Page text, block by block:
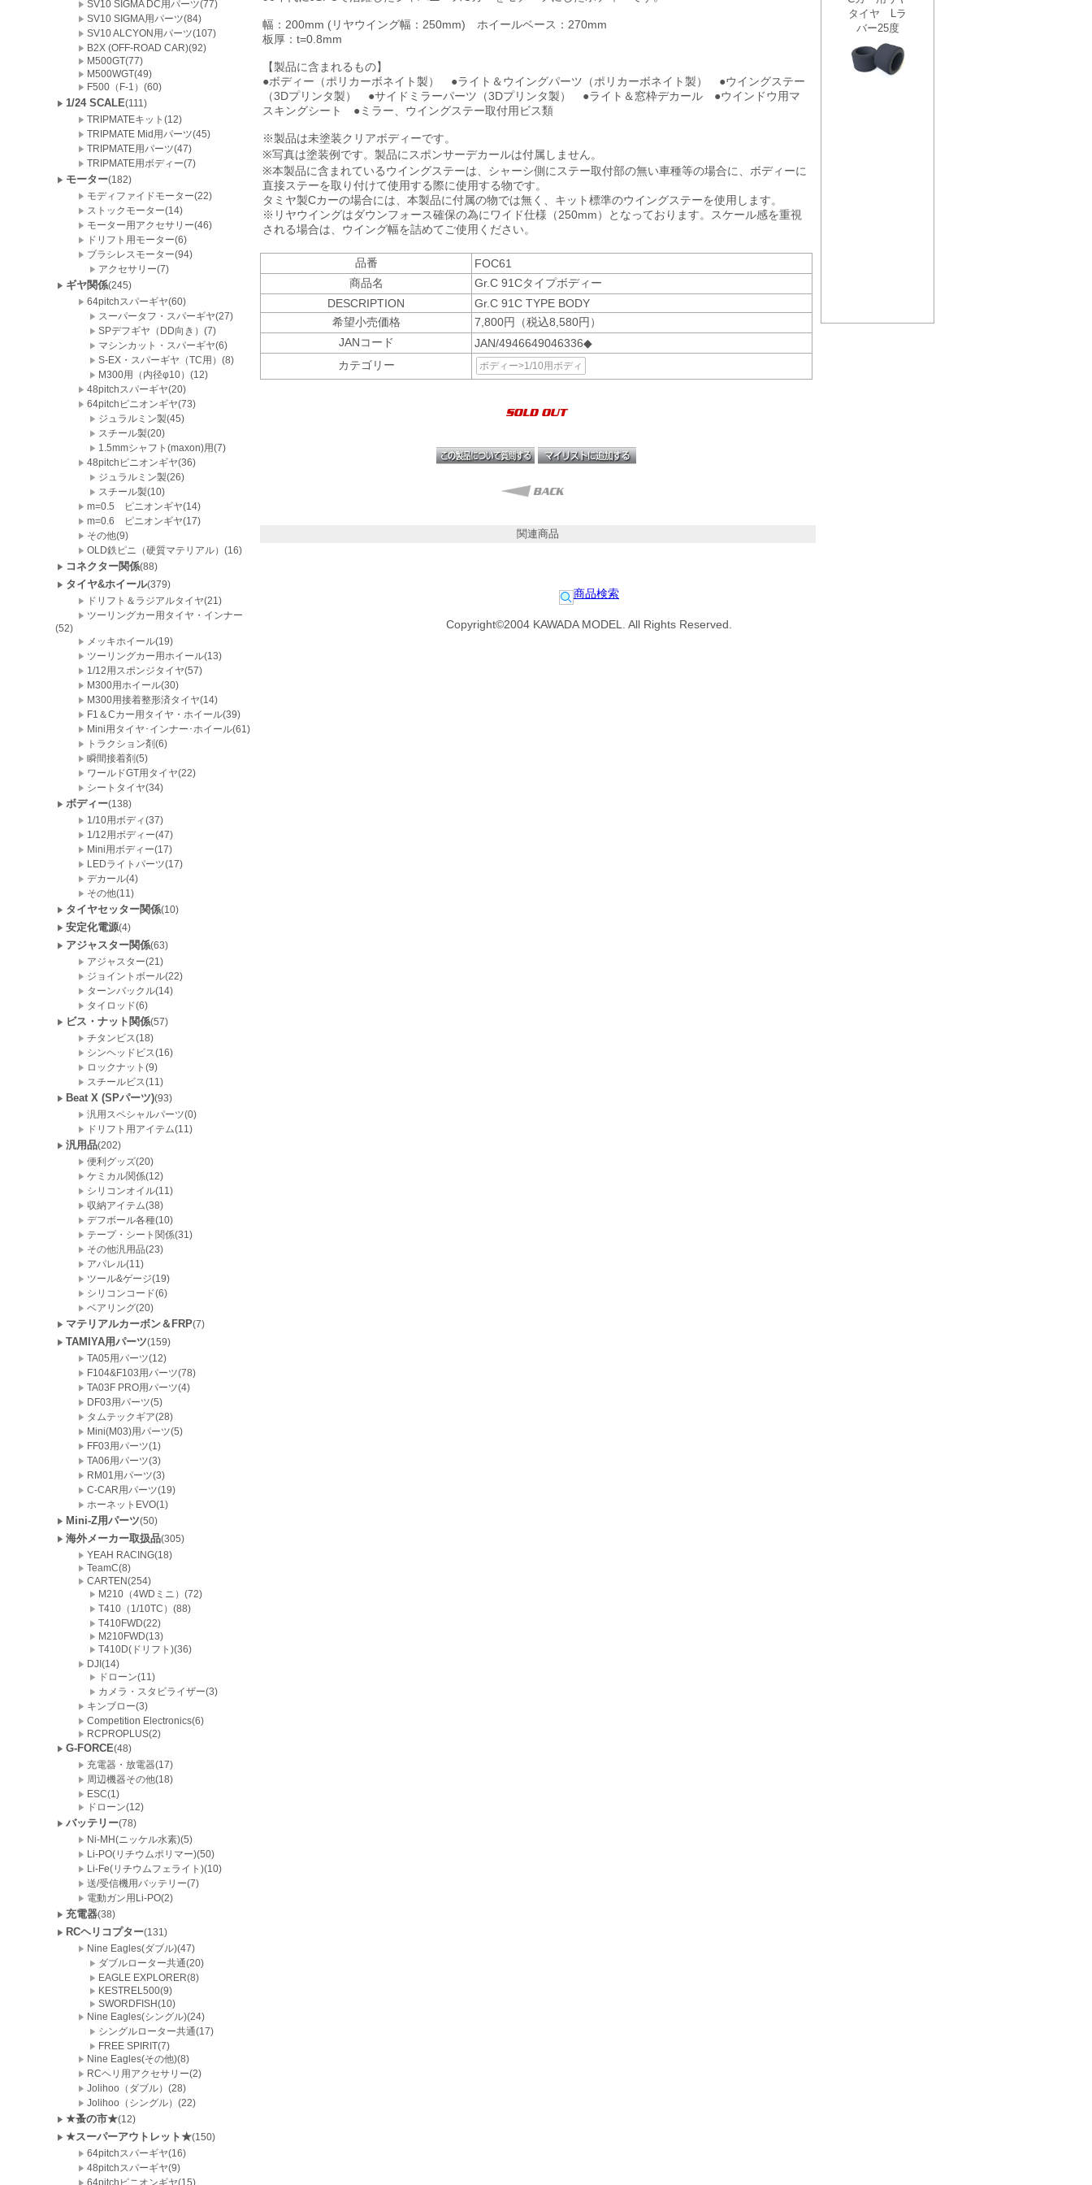
SV10 SIGMA DC用パーツ(77)
SV10 SIGMA用パーツ(84)
SV10 ALCYON用パーツ(107)
B2X (OFF-ROAD CAR)(92)
M500GT(77)
M500WGT(49)
F500（F-1）(60)
1/24 SCALE(111)
TRIPMATEキット(12)
TRIPMATE Mid用パーツ(45)
TRIPMATE用パーツ(47)
TRIPMATE用ボディー(7)
モーター(182)
モディファイドモーター(22)
ストックモーター(14)
モーター用アクセサリー(46)
ドリフト用モーター(6)
ブラシレスモーター(94)
アクセサリー(7)
ギヤ関係(245)
64pitchスパーギヤ(60)
スーパータフ・スパーギヤ(27)
SPデフギヤ（DD向き）(7)
マシンカット・スパーギヤ(6)
S-EX・スパーギヤ（TC用）(8)
M300用（内径φ10）(12)
48pitchスパーギヤ(20)
64pitchピニオンギヤ(73)
ジュラルミン製(45)
スチール製(20)
1.5mmシャフト(maxon)用(7)
48pitchピニオンギヤ(36)
ジュラルミン製(26)
スチール製(10)
m=0.5 ピニオンギヤ(14)
m=0.6 ピニオンギヤ(17)
その他(9)
OLD鉄ピニ（硬質マテリアル）(16)
コネクター関係(88)
タイヤ&ホイール(379)
ドリフト＆ラジアルタイヤ(21)
ツーリングカー用タイヤ・インナー
(52)
メッキホイール(19)
ツーリングカー用ホイール(13)
1/12用スポンジタイヤ(57)
M300用ホイール(30)
M300用接着整形済タイヤ(14)
F1＆Cカー用タイヤ・ホイール(39)
Mini用タイヤ･インナー･ホイール(61)
トラクション剤(6)
瞬間接着剤(5)
ワールドGT用タイヤ(22)
シートタイヤ(34)
ボディー(138)
1/10用ボディ(37)
1/12用ボディー(47)
Mini用ボディー(17)
LEDライトパーツ(17)
デカール(4)
その他(11)
タイヤセッター関係(10)
安定化電源(4)
アジャスター関係(63)
アジャスター(21)
ジョイントボール(22)
ターンバックル(14)
タイロッド(6)
ビス・ナット関係(57)
チタンビス(18)
シンヘッドビス(16)
ロックナット(9)
スチールビス(11)
Beat X (SPパーツ)(93)
汎用スペシャルパーツ(0)
ドリフト用アイテム(11)
汎用品(202)
便利グッズ(20)
ケミカル関係(12)
シリコンオイル(11)
収納アイテム(38)
デフボール各種(10)
テープ・シート関係(31)
その他汎用品(23)
アパレル(11)
ツール&ゲージ(19)
シリコンコード(6)
ベアリング(20)
マテリアルカーボン＆FRP(7)
TAMIYA用パーツ(159)
TA05用パーツ(12)
F104&F103用パーツ(78)
TA03F PRO用パーツ(4)
DF03用パーツ(5)
タムテックギア(28)
Mini(M03)用パーツ(5)
FF03用パーツ(1)
TA06用パーツ(3)
RM01用パーツ(3)
C-CAR用パーツ(19)
ホーネットEVO(1)
Mini-Z用パーツ(50)
海外メーカー取扱品(305)
YEAH RACING(18)
TeamC(8)
CARTEN(254)
M210（4WDミニ）(72)
T410（1/10TC）(88)
T410FWD(22)
M210FWD(13)
T410D(ドリフト)(36)
DJI(14)
ドローン(11)
カメラ・スタビライザー(3)
キンブロー(3)
Competition Electronics(6)
RCPROPLUS(2)
G-FORCE(48)
充電器・放電器(17)
周辺機器その他(18)
ESC(1)
ドローン(12)
バッテリー(78)
Ni-MH(ニッケル水素)(5)
Li-PO(リチウムポリマー)(50)
Li-Fe(リチウムフェライト)(10)
送/受信機用バッテリー(7)
電動ガン用Li-PO(2)
充電器(38)
RCヘリコプター(131)
Nine Eagles(ダブル)(47)
ダブルローター共通(20)
EAGLE EXPLORER(8)
KESTREL500(9)
SWORDFISH(10)
Nine Eagles(シングル)(24)
シングルローター共通(17)
FREE SPIRIT(7)
Nine Eagles(その他)(8)
RCヘリ用アクセサリー(2)
Jolihoo（ダブル）(28)
Jolihoo（シングル）(22)
★蚤の市★(12)
★スーパーアウトレット★(150)
64pitchスパーギヤ(16)
48pitchスパーギヤ(9)
64pitchピニオンギヤ(15)
幅：200mm (リヤウイング幅：250mm) ホイールベース：270mm
板厚：t=0.8mm
【製品に含まれるもの】
●ボディー（ポリカーボネイト製） ●ライト＆ウイングパーツ（ポリカーボネイト製） ●ウイングステー
（3Dプリンタ製） ●サイドミラーパーツ（3Dプリンタ製） ●ライト＆窓枠デカール ●ウインドウ用マ
スキングシート ●ミラー、ウイングステー取付用ビス類
※製品は未塗装クリアボディーです。
※写真は塗装例です。製品にスポンサーデカールは付属しません。
※本製品に含まれているウイングステーは、シャーシ側にステー取付部の無い車種等の場合に、ボディーに
直接ステーを取り付けて使用する際に使用する物です。
タミヤ製Cカーの場合には、本製品に付属の物では無く、キット標準のウイングステーを使用します。
※リヤウイングはダウンフォース確保の為にワイド仕様（250mm）となっております。スケール感を重視
される場合は、ウイング幅を詰めてご使用ください。
品番
FOC61
商品名
Gr.C 91Cタイプボディー
DESCRIPTION
Gr.C 91C TYPE BODY
希望小売価格
7,800円（税込8,580円）
JANコード
JAN/4946649046336◆
カテゴリー
ボディー>1/10用ボディ
関連商品
商品検索
Copyright©2004 KAWADA MODEL. All Rights Reserved.